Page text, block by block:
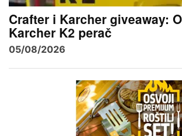
Crafter i Karcher giveaway:
Karcher K2 perač
05/08/2026